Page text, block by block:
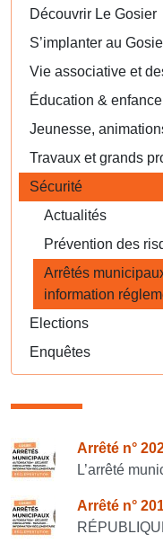
Découvrir Le Gosier
S’implanter au
Vie associative et
Éducation & enfance
Jeunesse,
Travaux et grands
Sécurité
Actualités
Prévention des
Arrêtés
information
Elections
Enquêtes
ConsulterArrêté n°
L’arrêté
Arrêté n°